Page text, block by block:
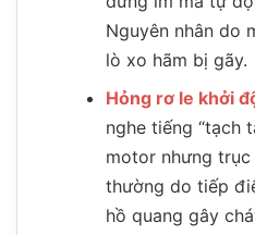
Nguyên nhân do
lò xo hãm bị gãy.
Hỏng rơ le khởi
nghe tiếng “tạch
motor nhưng
thường do tiếp
hồ quang gây